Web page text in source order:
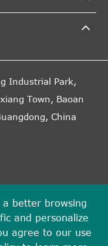
Industrial Park,
Town, Baoan
China
Limited
better browsing
and personalize
agree to our use